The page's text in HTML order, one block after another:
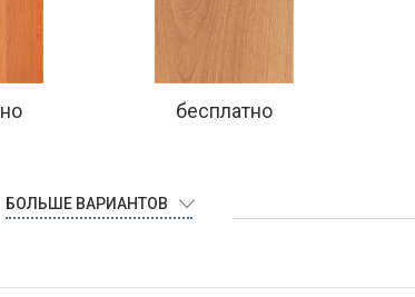
бесплатно
БОЛЬШЕ ВАРИАНТОВ